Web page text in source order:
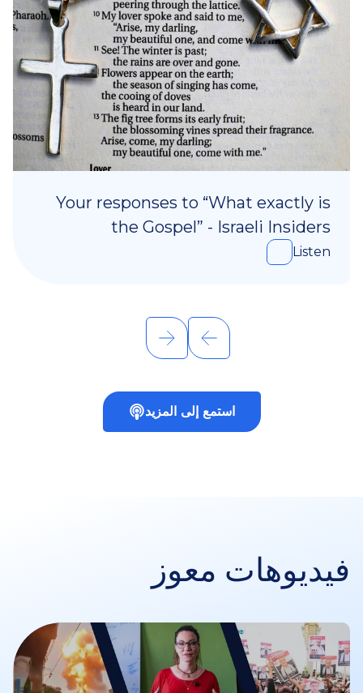
Your responses to “What exactly is
the Gospel” - Israeli Insiders
Listen
استمع إلى المزيد
فيديوهات معوز